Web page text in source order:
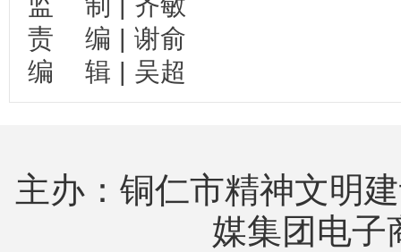
责
编 | 谢俞
编
辑 | 吴超
主办：铜仁市精神文明
媒集团电子